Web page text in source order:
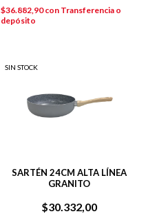
$36.882,90con Transferencia o
depósito
SIN STOCK
SARTÉN 24CM ALTA LÍNEA
GRANITO
$30.332,00